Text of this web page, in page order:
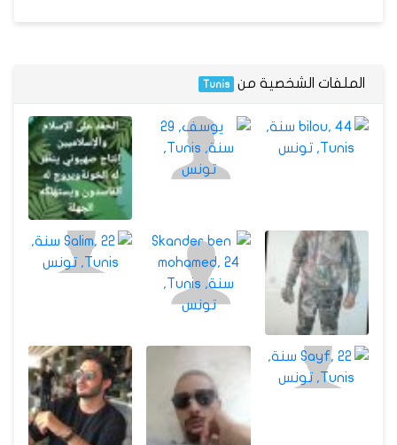
الملفات الشخصية من Tunis